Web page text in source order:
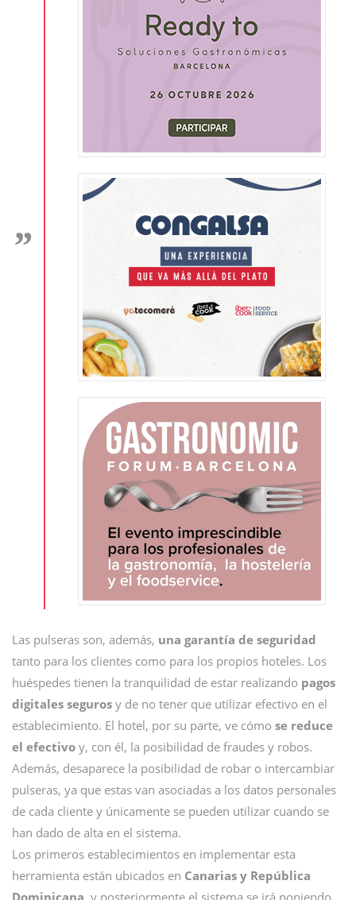
Las pulseras son, además, una garantía de seguridad
tanto para los clientes como para los propios hoteles. Los
huéspedes tienen la tranquilidad de estar realizando pagos
digitales seguros y de no tener que utilizar efectivo en el
establecimiento. El hotel, por su parte, ve cómo se reduce
el efectivo y, con él, la posibilidad de fraudes y robos.
Además, desaparece la posibilidad de robar o intercambiar
pulseras, ya que estas van asociadas a los datos personales
de cada cliente y únicamente se pueden utilizar cuando se
han dado de alta en el sistema.
Los primeros establecimientos en implementar esta
herramienta están ubicados en Canarias y República
Dominicana, y posteriormente el sistema se irá poniendo